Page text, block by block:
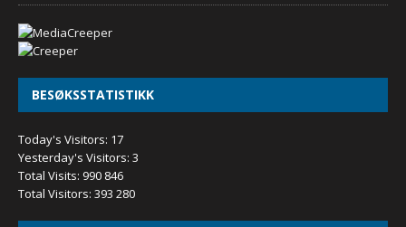
BESØKSSTATISTIKK
Today's Visitors: 17
Yesterday's Visitors: 3
Total Visits: 990 846
Total Visitors: 393 280